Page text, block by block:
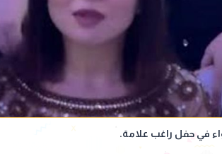
في حفل راغب علامة.